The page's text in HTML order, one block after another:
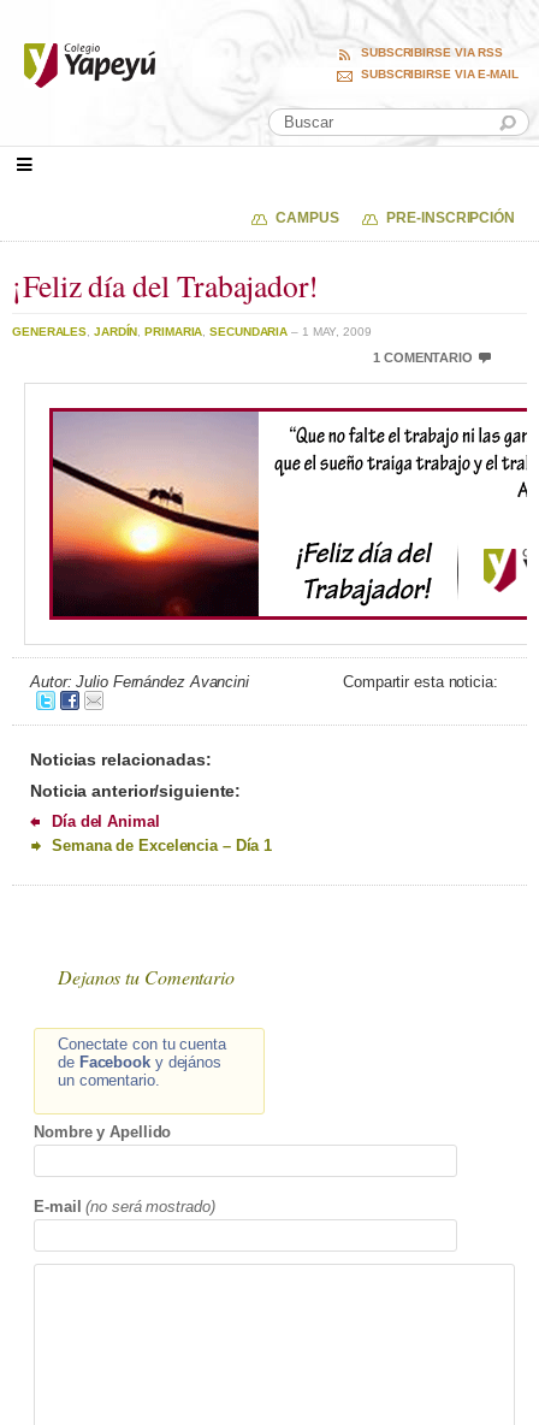
SUBSCRIBIRSE VIA RSS
SUBSCRIBIRSE VIA E-MAIL
CAMPUS PRE-INSCRIPCIÓN
¡Feliz día del Trabajador!
GENERALES JARDÍN ,PRIMARIA ,SECUNDARIA – 1 MAY, 2009
1 COMENTARIO
Autor: Julio Fernández Avancini Compartir esta noticia:
Noticias relacionadas:
Noticia anterior/siguiente:
Día del Animal
Semana de Excelencia – Día 1
Dejanos tu Comentario
Conectate con tu cuenta
de Facebooky dejános
un comentario.
Nombre y Apellido
E-mail (no será mostrado)